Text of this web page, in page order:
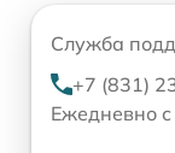
Служба
+7 (831)
Ежедневно